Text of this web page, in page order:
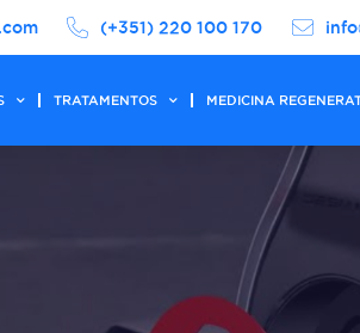
(+351) 220 100 170
TRATAMENTOS MEDICINA